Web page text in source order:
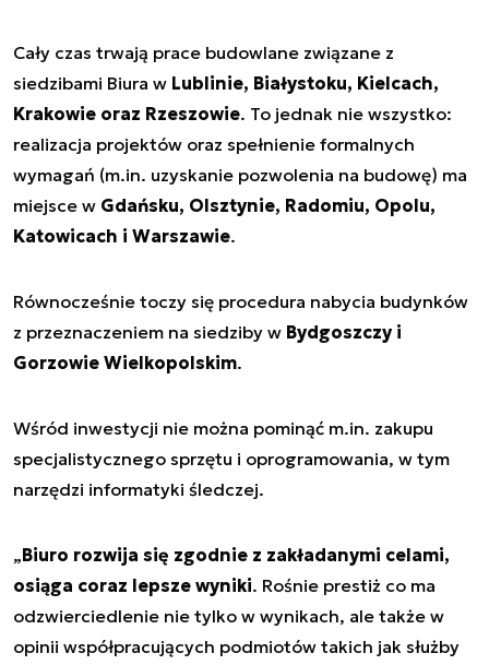
Cały czas trwają prace budowlane związane z
siedzibami Biura w Lublinie, Białystoku, Kielcach,
Krakowie oraz Rzeszowie. To jednak nie wszystko:
realizacja projektów oraz spełnienie formalnych
wymagań (m.in. uzyskanie pozwolenia na budowę) ma
miejsce w Gdańsku, Olsztynie, Radomiu, Opolu,
Katowicach i Warszawie.
Równocześnie toczy się procedura nabycia budynków
z przeznaczeniem na siedziby w Bydgoszczy i
Gorzowie Wielkopolskim.
Wśród inwestycji nie można pominąć m.in. zakupu
specjalistycznego sprzętu i oprogramowania, w tym
narzędzi informatyki śledczej.
„Biuro rozwija się zgodnie z zakładanymi celami,
osiąga coraz lepsze wyniki. Rośnie prestiż co ma
odzwierciedlenie nie tylko w wynikach, ale także w
opinii współpracujących podmiotów takich jak służby